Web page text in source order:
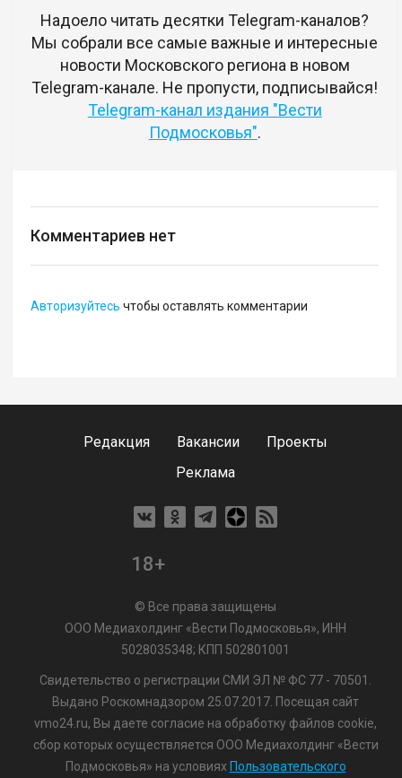
Надоело читать десятки Telegram-каналов?
Мы собрали все самые важные и интересные
новости Московского региона в новом
Telegram-канале. Не пропусти, подписывайся!
Telegram-канал издания "Вести
Подмосковья".
Комментариев нет
Авторизуйтесь чтобы оставлять комментарии
Редакция Вакансии
Проекты
Реклама
18+
© Все права защищены
ООО Медиахолдинг «Вести Подмосковья», ИНН
5028035348; КПП 502801001
Свидетельство о регистрации СМИ ЭЛ № ФС 77 - 70501.
Выдано Роскомнадзором 25.07.2017. Посещая сайт
vmo24.ru, Вы даете согласие на обработку файлов cookie,
сбор которых осуществляется ООО Медиахолдинг «Вести
Подмосковья» на условиях Пользовательского